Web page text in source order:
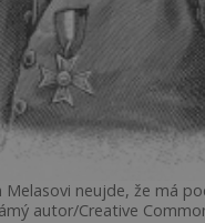
Melasovi neujde, že má
autor/Creative